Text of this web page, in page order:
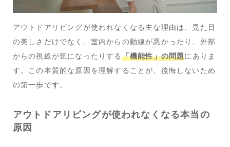
アウトドアリビングが使われなくなる主な理由は、見た目
の美しさだけでなく、室内からの動線が悪かったり、外部
からの視線が気になったりする 「機能性」の問題にありま
す。この本質的な原因を理解することが、後悔しないため
の第一歩です。
アウトドアリビングが使われなくなる本当の
原因